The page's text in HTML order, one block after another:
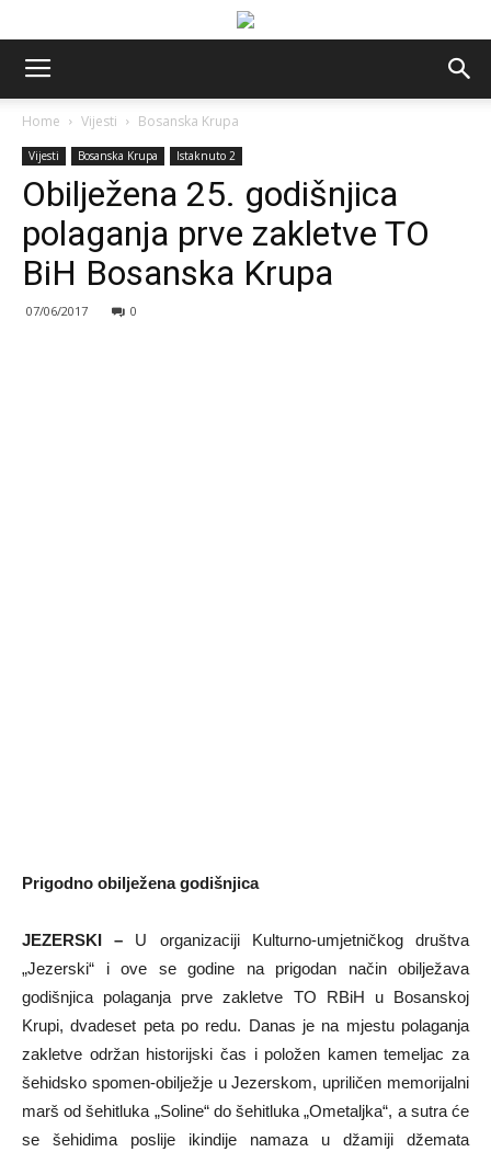
Home Vijesti Bosanska Krupa
Vijesti Bosanska Krupa Istaknuto 2
Obilježena 25. godišnjica
polaganja prve zakletve TO
BiH Bosanska Krupa
07/06/2017 0
Prigodno obilježena godišnjica
JEZERSKI – U organizaciji Kulturno-umjetničkog društva
„Jezerski“ i ove se godine na prigodan način obilježava
godišnjica polaganja prve zakletve TO RBiH u Bosanskoj
Krupi, dvadeset peta po redu. Danas je na mjestu polaganja
zakletve održan historijski čas i položen kamen temeljac za
šehidsko spomen-obilježje u Jezerskom, upriličen memorijalni
marš od šehitluka „Soline“ do šehitluka „Ometaljka“, a sutra će
se šehidima poslije ikindije namaza u džamiji džemata